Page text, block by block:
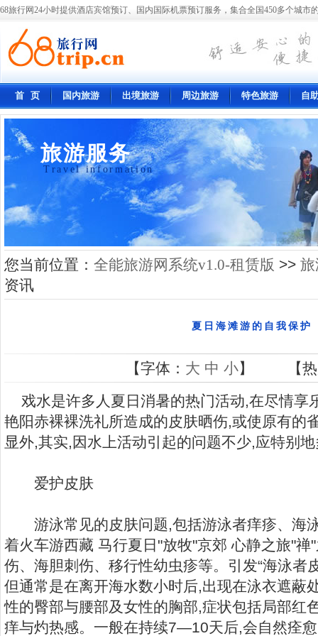
68旅行网24小时提供酒店宾馆预订、国内国际机票预订服务，集合全国450多个城市
首 页 国内旅游 出境旅游 周边旅游 特色旅游 自
旅游服务
Travel information
您当前位置： 全能旅游网系统v1.0-租赁版 >>
资讯
夏日海滩游的自我保护
【字体： 大 中 小】 【热
戏水是许多人夏日消暑的热门活动,在尽情享
艳阳赤裸裸洗礼所造成的皮肤晒伤,或使原有的
显外,其实,因水上活动引起的问题不少,应特别
爱护皮肤
游泳常见的皮肤问题,包括游泳者痒疹、海
着火车游西藏 马行夏日"放牧"京郊 心静之旅"禅
伤、海胆刺伤、移行性幼虫疹等。引发“海泳者
但通常是在离开海水数小时后,出现在泳衣遮蔽
性的臀部与腰部及女性的胸部,症状包括局部红
痒与灼热感。一般在持续7―10天后,会自然痊